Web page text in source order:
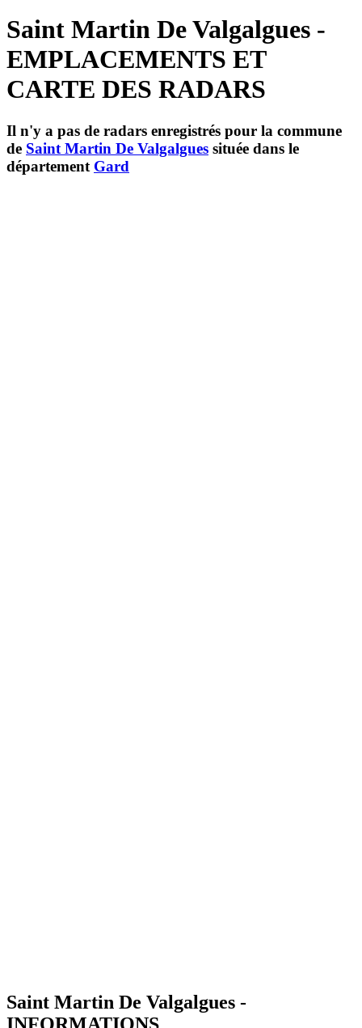
Saint Martin De Valgalgues -
EMPLACEMENTS ET
CARTE DES RADARS
Il n'y a pas de radars enregistrés pour la commune
de Saint Martin De Valgalgues située dans le
département Gard
Saint Martin De Valgalgues -
INFORMATIONS